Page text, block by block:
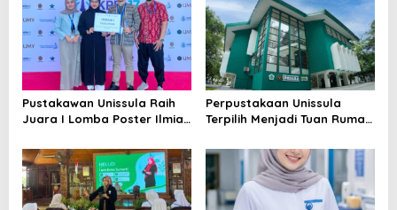
Pustakawan Unissula Raih
Juara I Lomba Poster Ilmiah
Perpustakaan Unissula
Terpilih Menjadi Tuan Rumah